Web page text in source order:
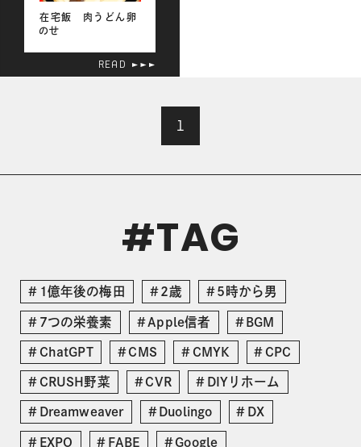
在宅飯 肉うどん卵
のせ
READ
1
#TAG
1億年後の梅田 2歳 5時から男
7つの栄養素 Apple信者 BGM
ChatGPT CMS CMYK CPC
CRUSH野菜 CVR DIYリホーム
Dreamweaver Duolingo DX
EXPO FABE Google